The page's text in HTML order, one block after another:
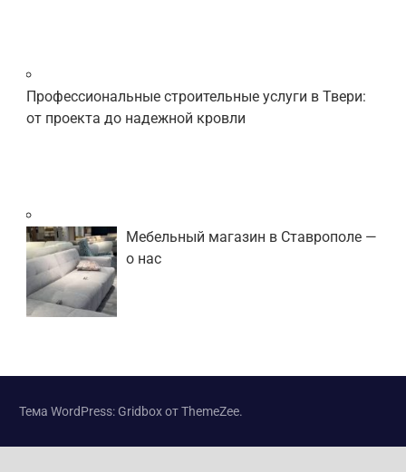
Профессиональные строительные услуги в Твери:
от проекта до надежной кровли
Мебельный магазин в Ставрополе —
о нас
Тема WordPress: Gridbox от ThemeZee.